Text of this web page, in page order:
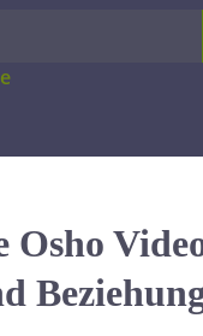
Osho